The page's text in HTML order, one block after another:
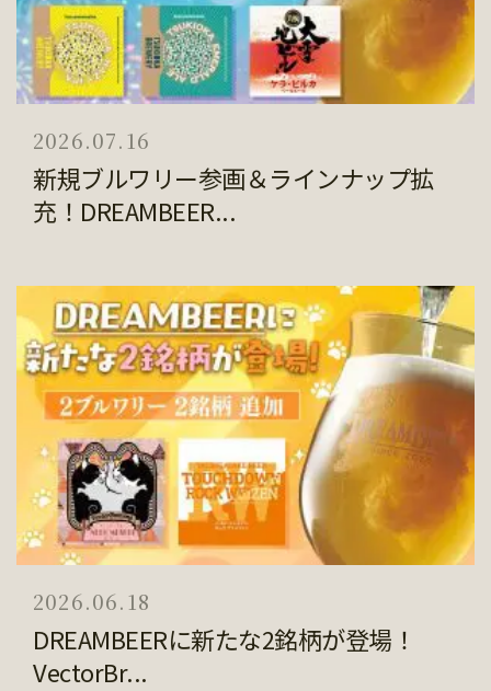
2026.07.16
新規ブルワリー参画＆ラインナップ拡
充！DREAMBEER...
2026.06.18
DREAMBEERに新たな2銘柄が登場！
VectorBr...